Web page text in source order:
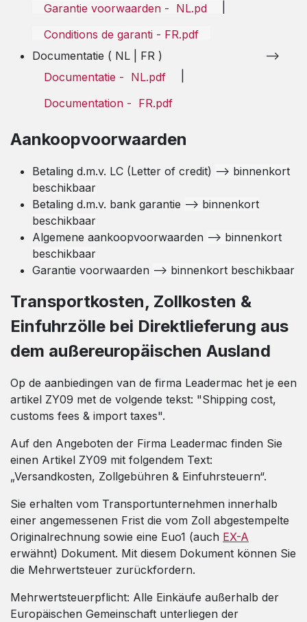
Garantie voorwaarden - NL.pd
Conditions de garanti - FR.pdf
Documentatie ( NL | FR ) -->
Documentatie - NL.pdf
Documentation - FR.pdf
Aankoopvoorwaarden
Betaling d.m.v. LC (Letter of credit) --> binnenkort
beschikbaar
Betaling d.m.v. bank garantie --> binnenkort
beschikbaar
Algemene aankoopvoorwaarden --> binnenkort
beschikbaar
Garantie voorwaarden --> binnenkort beschikbaar
Transportkosten, Zollkosten &
Einfuhrzölle bei Direktlieferung aus
dem außereuropäischen Ausland
Op de aanbiedingen van de firma Leadermac het je een
artikel ZY09 met de volgende tekst: "Shipping cost,
customs fees & import taxes".
Auf den Angeboten der Firma Leadermac finden Sie
einen Artikel ZY09 mit folgendem Text:
„Versandkosten, Zollgebühren & Einfuhrsteuern“.
Sie erhalten vom Transportunternehmen innerhalb
einer angemessenen Frist die vom Zoll abgestempelte
Originalrechnung sowie eine Euo1 (auch EX-A
erwähnt) Dokument. Mit diesem Dokument können Sie
die Mehrwertsteuer zurückfordern.
Mehrwertsteuerpflicht: Alle Einkäufe außerhalb der
Europäischen Gemeinschaft unterliegen der